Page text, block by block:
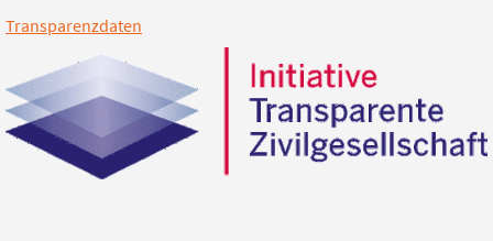
Transparenzdaten